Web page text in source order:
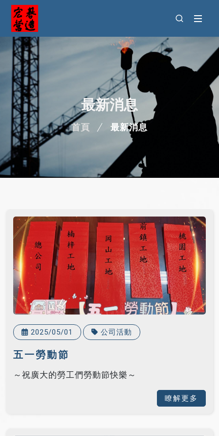
最新消息
首頁 最新消息
2025/05/01 公司活動
五一勞動節
～祝廣大的勞工們勞動節快樂～
瞭解更多